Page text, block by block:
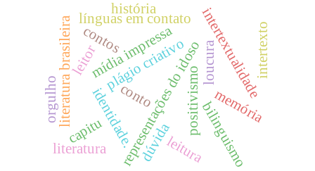
representações do idoso
mídia impressa
identidade.
línguas em contato
bilinguismo
intertextualidade
plágio criativo
literatura brasileira contos
loucura
conto
história
positivismo
capitu dúvida
memória
intertexto
leitor
orgulho
literatura leitura